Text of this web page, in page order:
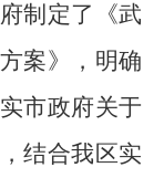
制定了《武
案》，明确
市政府关于
， 结合我区实